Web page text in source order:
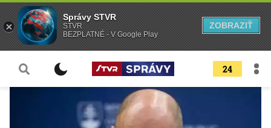
24
Správy STVR
STVR
BEZPLATNÉ - V Google Play
ZOBRAZIŤ